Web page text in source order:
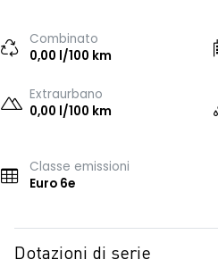
Combinato
0,00 l/100 km
Extraurbano
0,00 l/100 km
Classe emissioni
Euro 6e
Dotazioni di serie